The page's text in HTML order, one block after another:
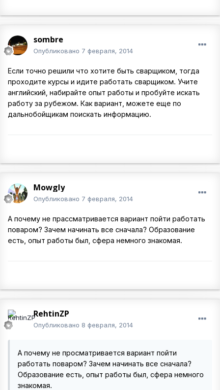
sombre
Опубликовано 7 февраля, 2014
Если точно решили что хотите быть сварщиком, тогда
проходите курсы и идите работать сварщиком. Учите
английский, набирайте опыт работы и пробуйте искать
работу за рубежом. Как вариант, можете еще по
дальнобойщикам поискать информацию.
Mowgly
Опубликовано 7 февраля, 2014
А почему не прассматривается вариант пойти работать
поваром? Зачем начинать все сначала? Образование
есть, опыт работы был, сфера немного знакомая.
RehtinZP
Опубликовано 8 февраля, 2014
А почему не просматривается вариант пойти
работать поваром? Зачем начинать все сначала?
Образование есть, опыт работы был, сфера немного
знакомая.